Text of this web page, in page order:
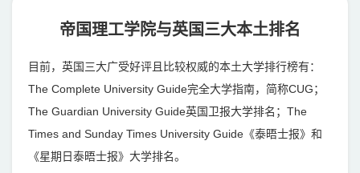
帝国理工学院与英国三大本土排名
目前，英国三大广受好评且比较权威的本土大学排行榜有：
The Complete University Guide完全大学指南，简称CUG；
The Guardian University Guide英国卫报大学排名；The
Times and Sunday Times University Guide《泰晤士报》和
《星期日泰晤士报》大学排名。